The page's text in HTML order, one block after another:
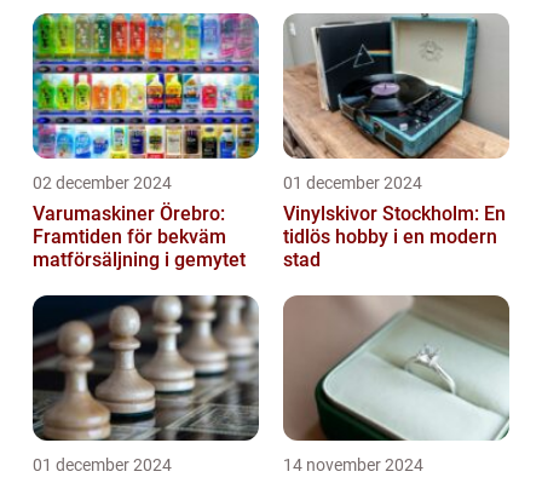
02 december 2024
Varumaskiner Örebro:
Framtiden för bekväm
matförsäljning i gemytet
01 december 2024
Vinylskivor Stockholm: En
tidlös hobby i en modern
stad
01 december 2024 14 november 2024